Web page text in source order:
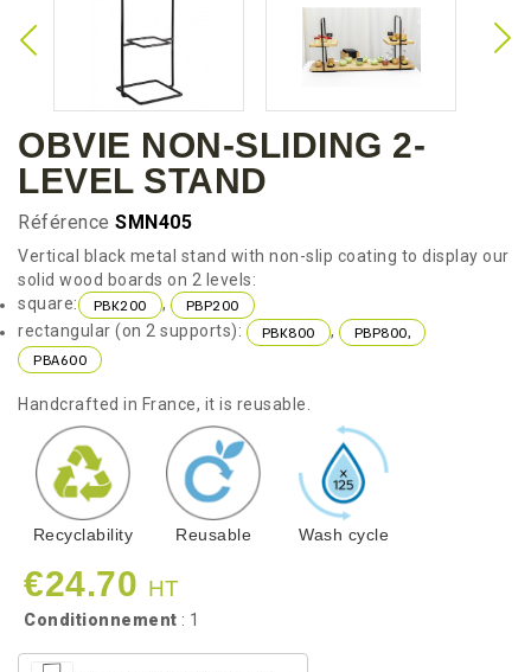
OBVIE NON-SLIDING 2-
LEVEL STAND
Référence SMN405
Vertical black metal stand with non-slip coating to display our
solid wood boards on 2 levels:
square:
PBK200 , PBP200
rectangular (on 2 supports): PBK800 ,
PBP800,
PBA600
Handcrafted in France, it is reusable.
Recyclability Reusable Wash cycle
€24.70 HT
Conditionnement : 1